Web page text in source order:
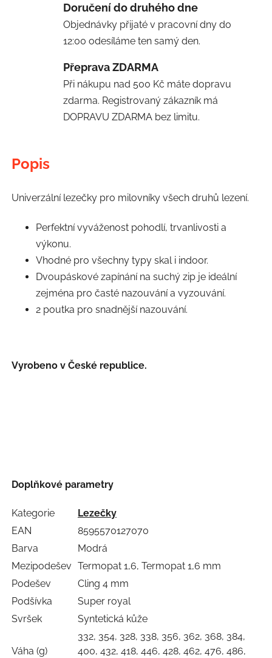
Doručení do druhého dne
Objednávky přijaté v pracovní dny do
12:00 odesíláme ten samý den.
Přeprava ZDARMA
Při nákupu nad 500 Kč máte dopravu
zdarma. Registrovaný zákazník má
DOPRAVU ZDARMA bez limitu.
Popis
Univerzální lezečky pro milovníky všech druhů lezení.
Perfektní vyváženost pohodlí, trvanlivosti a
výkonu.
Vhodné pro všechny typy skal i indoor.
Dvoupáskové zapínání na suchý zip je ideální
zejména pro časté nazouvání a vyzouvání.
2 poutka pro snadnější nazouvání.
Vyrobeno v České republice.
Doplňkové parametry
Kategorie
Lezečky
EAN
8595570127070
Barva
Modrá
Mezipodešev Termopat 1,6, Termopat 1,6 mm
Podešev
Cling 4 mm
Podšívka
Super royal
Svršek
Syntetická kůže
Váha (g)
332, 354, 328, 338, 356, 362, 368, 384,
400, 432, 418, 446, 428, 462, 476, 486,